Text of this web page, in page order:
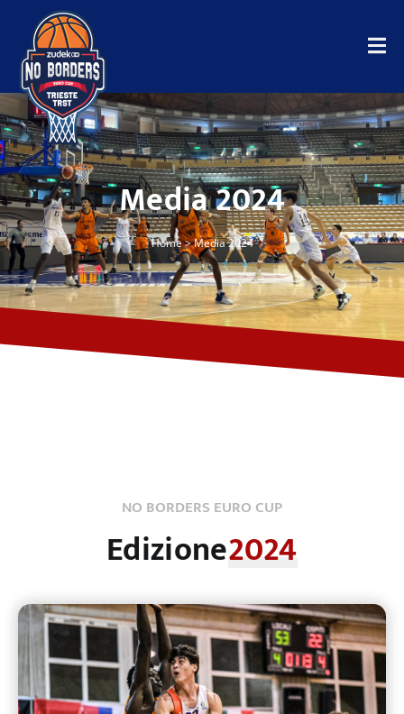
Media 2024
Home>Media 2024
NO BORDERS EURO CUP
Edizione2024